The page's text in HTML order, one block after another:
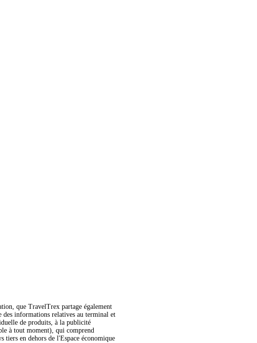
que TravelTrex partage également
des informations relatives au terminal et
de produits, à la publicité
à tout moment), qui comprend
tiers en dehors de l'Espace économique